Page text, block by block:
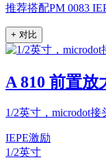
推荐搭配PM 0083
+ 对比
A 810 前置放
1/2英寸，microdot接
IEPE激励
1/2英寸